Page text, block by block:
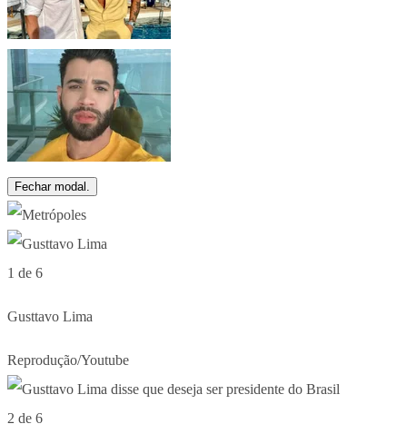
Fechar modal.
1 de 6
Gusttavo Lima
Reprodução/Youtube
2 de 6